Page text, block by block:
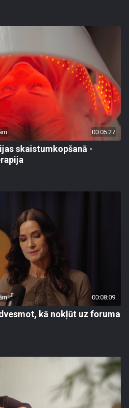
00:05:27
skaistumkopšanā -
00:08:09
kā nokļūt uz foruma